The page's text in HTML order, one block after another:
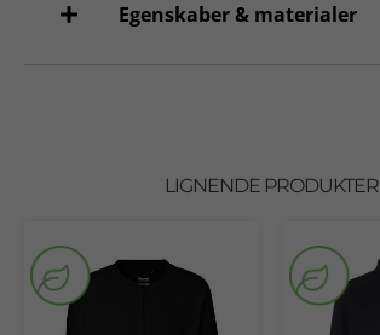
Egenskaber & materialer
LIGNENDE PRODUKTER